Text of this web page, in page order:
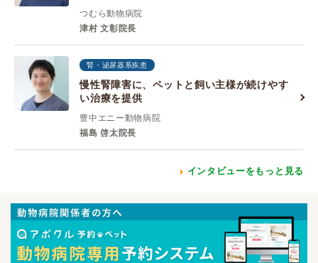
つむら動物病院
津村 文彰院長
腎・泌尿器系疾患
慢性腎障害に、ペットと飼い主様が続けやす
い治療を提供
豊中エニー動物病院
福島 啓太院長
インタビューをもっと見る